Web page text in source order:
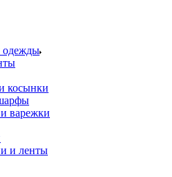
одежды
косынки
варежки
и ленты